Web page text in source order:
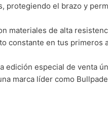
protegiendo el brazo y
materiales de alta
constante en tus primeros
edición especial de venta
marca líder como